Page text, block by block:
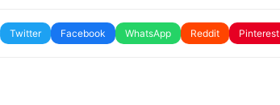
Twitter Facebook WhatsApp Reddit Pinterest